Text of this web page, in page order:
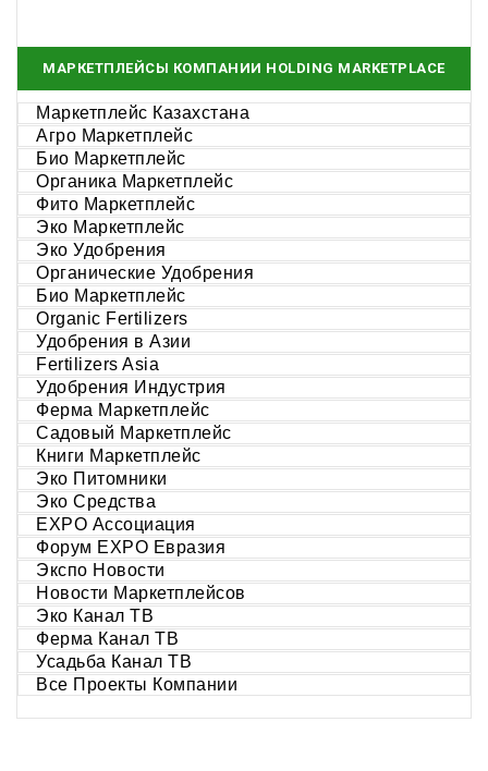
МАРКЕТПЛЕЙСЫ КОМПАНИИ HOLDING MARKETPLACE
Маркетплейс Казахстана
Агро Маркетплейс
Био Маркетплейс
Органика Маркетплейс
Фито Маркетплейс
Эко Маркетплейс
Эко Удобрения
Органические Удобрения
Био Маркетплейс
Organic Fertilizers
Удобрения в Азии
Fertilizers Asia
Удобрения Индустрия
Ферма Маркетплейс
Садовый Маркетплейс
Книги Маркетплейс
Эко Питомники
Эко Средства
EXPO Ассоциация
Форум EXPO Евразия
Экспо Новости
Новости Маркетплейсов
Эко Канал ТВ
Ферма Канал ТВ
Усадьба Канал ТВ
Все Проекты Компании